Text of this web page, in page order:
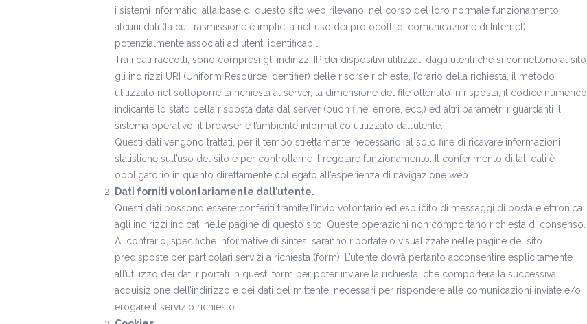
i sistemi informatici alla base di questo sito web rilevano, nel corso del loro normale funzionamento,
alcuni dati (la cui trasmissione è implicita nell’uso dei protocolli di comunicazione di Internet)
potenzialmente associati ad utenti identificabili.
Tra i dati raccolti, sono compresi gli indirizzi IP dei dispositivi utilizzati dagli utenti che si connettono al sito,
gli indirizzi URI (Uniform Resource Identifier) delle risorse richieste, l’orario della richiesta, il metodo
utilizzato nel sottoporre la richiesta al server, la dimensione del file ottenuto in risposta, il codice numerico
indicante lo stato della risposta data dal server (buon fine, errore, ecc.) ed altri parametri riguardanti il
sistema operativo, il browser e l’ambiente informatico utilizzato dall’utente.
Questi dati vengono trattati, per il tempo strettamente necessario, al solo fine di ricavare informazioni
statistiche sull’uso del sito e per controllarne il regolare funzionamento. Il conferimento di tali dati è
obbligatorio in quanto direttamente collegato all’esperienza di navigazione web.
Dati forniti volontariamente dall’utente.
Questi dati possono essere conferiti tramite l’invio volontario ed esplicito di messaggi di posta elettronica
agli indirizzi indicati nelle pagine di questo sito. Queste operazioni non comportano richiesta di consenso.
Al contrario, specifiche informative di sintesi saranno riportate o visualizzate nelle pagine del sito
predisposte per particolari servizi a richiesta (form). L’utente dovrà pertanto acconsentire esplicitamente
all’utilizzo dei dati riportati in questi form per poter inviare la richiesta, che comporterà la successiva
acquisizione dell’indirizzo e dei dati del mittente, necessari per rispondere alle comunicazioni inviate e/o
erogare il servizio richiesto.